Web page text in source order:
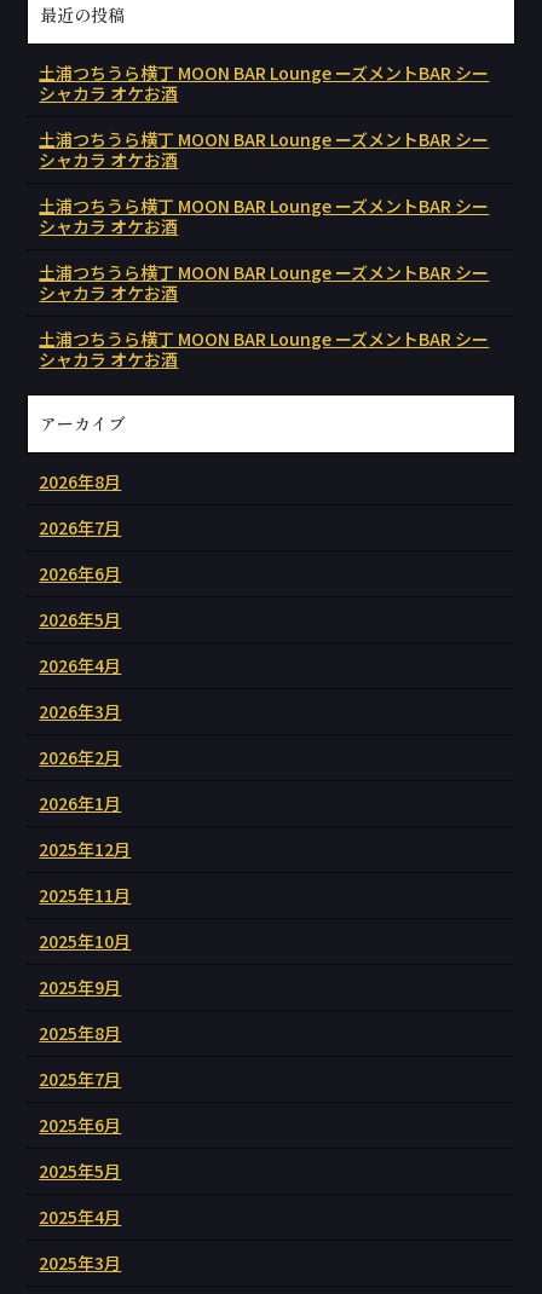
最近の投稿
土浦つちうら横丁 MOON BAR Lounge ーズメントBAR シー
シャカラ オケお酒
土浦つちうら横丁 MOON BAR Lounge ーズメントBAR シー
シャカラ オケお酒
土浦つちうら横丁 MOON BAR Lounge ーズメントBAR シー
シャカラ オケお酒
土浦つちうら横丁 MOON BAR Lounge ーズメントBAR シー
シャカラ オケお酒
土浦つちうら横丁 MOON BAR Lounge ーズメントBAR シー
シャカラ オケお酒
アーカイブ
2026年8月
2026年7月
2026年6月
2026年5月
2026年4月
2026年3月
2026年2月
2026年1月
2025年12月
2025年11月
2025年10月
2025年9月
2025年8月
2025年7月
2025年6月
2025年5月
2025年4月
2025年3月